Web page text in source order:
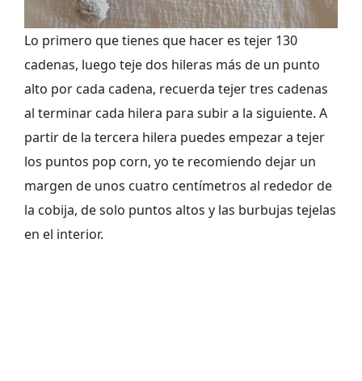
Lo primero que tienes que hacer es tejer 130
cadenas, luego teje dos hileras más de un punto
alto por cada cadena, recuerda tejer tres cadenas
al terminar cada hilera para subir a la siguiente. A
partir de la tercera hilera puedes empezar a tejer
los puntos pop corn, yo te recomiendo dejar un
margen de unos cuatro centímetros al rededor de
la cobija, de solo puntos altos y las burbujas tejelas
en el interior.